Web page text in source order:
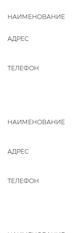
НАИМЕНОВАНИЕ
АДРЕС
ТЕЛЕФОН
НАИМЕНОВАНИЕ
АДРЕС
ТЕЛЕФОН